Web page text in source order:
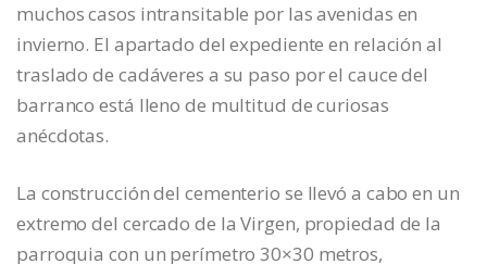
muchos casos intransitable por las avenidas en
invierno. El apartado del expediente en relación al
traslado de cadáveres a su paso por el cauce del
barranco está lleno de multitud de curiosas
anécdotas.
La construcción del cementerio se llevó a cabo en un
extremo del cercado de la Virgen, propiedad de la
parroquia con un perímetro 30×30 metros,